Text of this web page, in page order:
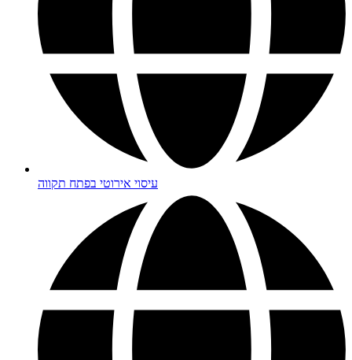
עיסוי אירוטי בפתח תקווה